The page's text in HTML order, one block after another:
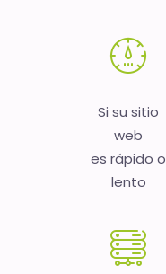
Si su sitio
web
es rápido o
lento